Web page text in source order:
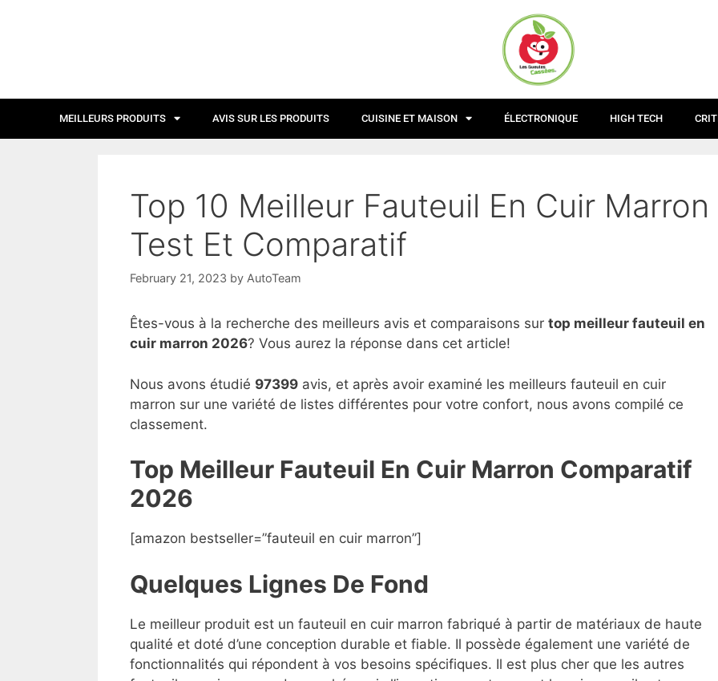
MEILLEURS PRODUITS AVIS SUR LES PRODUITS CUISINE ET MAISON ÉLECTRONIQUE HIGH TECH
Top 10 Meilleur Fauteuil En Cuir Marron
Test Et Comparatif
February 21, 2023 by AutoTeam
Êtes-vous à la recherche des meilleurs avis et comparaisons sur top meilleur fauteuil en
cuir marron 2026? Vous aurez la réponse dans cet article!
Nous avons étudié 97399 avis, et après avoir examiné les meilleurs fauteuil en cuir
marron sur une variété de listes différentes pour votre confort, nous avons compilé ce
classement.
Top Meilleur Fauteuil En Cuir Marron Comparatif
2026
[amazon bestseller=”fauteuil en cuir marron”]
Quelques Lignes De Fond
Le meilleur produit est un fauteuil en cuir marron fabriqué à partir de matériaux de haute
qualité et doté d’une conception durable et fiable. Il possède également une variété de
fonctionnalités qui répondent à vos besoins spécifiques. Il est plus cher que les autres